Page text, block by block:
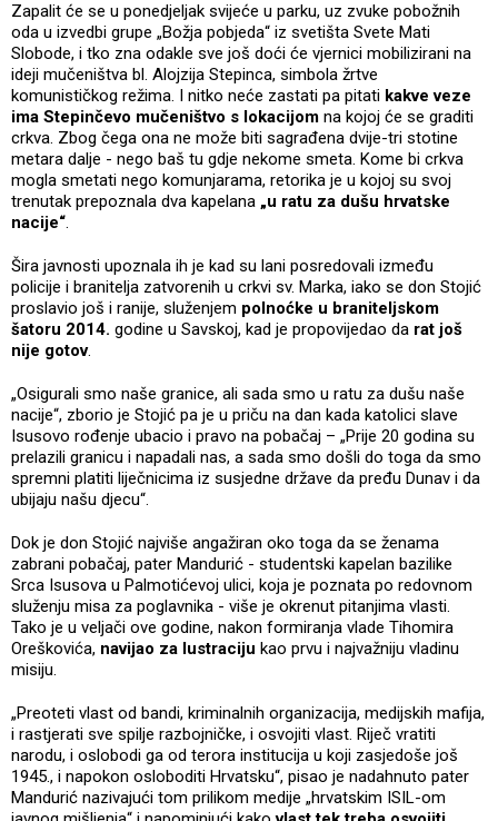
Zapalit će se u ponedjeljak svijeće u parku, uz zvuke pobožnih
oda u izvedbi grupe „Božja pobjeda“ iz svetišta Svete Mati
Slobode, i tko zna odakle sve još doći će vjernici mobilizirani na
ideji mučeništva bl. Alojzija Stepinca, simbola žrtve
komunističkog režima. I nitko neće zastati pa pitati kakve veze
ima Stepinčevo mučeništvo s lokacijom na kojoj će se graditi
crkva. Zbog čega ona ne može biti sagrađena dvije-tri stotine
metara dalje - nego baš tu gdje nekome smeta. Kome bi crkva
mogla smetati nego komunjarama, retorika je u kojoj su svoj
trenutak prepoznala dva kapelana „u ratu za dušu hrvatske
nacije“.
Šira javnosti upoznala ih je kad su lani posredovali između
policije i branitelja zatvorenih u crkvi sv. Marka, iako se don Stojić
proslavio još i ranije, služenjem polnoćke u braniteljskom
šatoru 2014. godine u Savskoj, kad je propovijedao da rat još
nije gotov.
„Osigurali smo naše granice, ali sada smo u ratu za dušu naše
nacije“, zborio je Stojić pa je u priču na dan kada katolici slave
Isusovo rođenje ubacio i pravo na pobačaj – „Prije 20 godina su
prelazili granicu i napadali nas, a sada smo došli do toga da smo
spremni platiti liječnicima iz susjedne države da pređu Dunav i da
ubijaju našu djecu“.
Dok je don Stojić najviše angažiran oko toga da se ženama
zabrani pobačaj, pater Mandurić - studentski kapelan bazilike
Srca Isusova u Palmotićevoj ulici, koja je poznata po redovnom
služenju misa za poglavnika - više je okrenut pitanjima vlasti.
Tako je u veljači ove godine, nakon formiranja vlade Tihomira
Oreškovića, navijao za lustraciju kao prvu i najvažniju vladinu
misiju.
„Preoteti vlast od bandi, kriminalnih organizacija, medijskih mafija,
i rastjerati sve spilje razbojničke, i osvojiti vlast. Riječ vratiti
narodu, i oslobodi ga od terora institucija u koji zasjedoše još
1945., i napokon osloboditi Hrvatsku“, pisao je nadahnuto pater
Mandurić nazivajući tom prilikom medije „hrvatskim ISIL-om